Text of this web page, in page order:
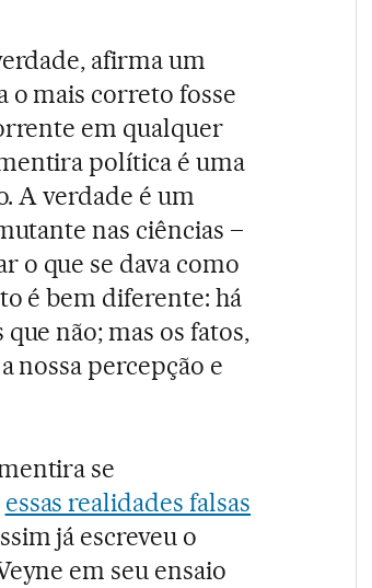
afirma um
mais correto fosse
em qualquer
política é uma
A verdade é um
nas ciências –
o que se dava como
é bem diferente: há
não; mas os fatos,
nossa percepção e
se
essas realidades falsas
já escreveu o
em seu ensaio